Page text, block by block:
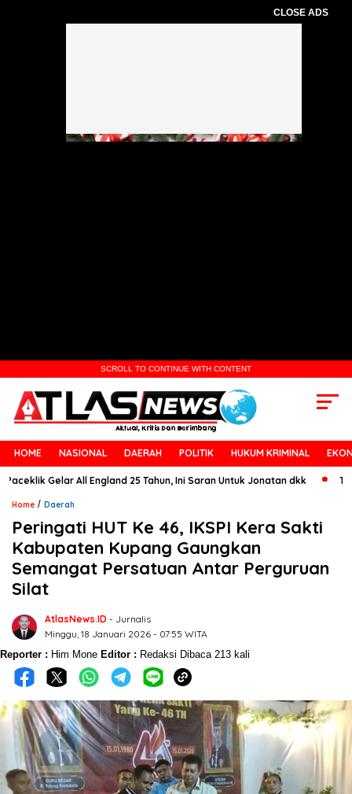
CLOSE ADS
SCROLL TO CONTINUE WITH CONTENT
HOME NASIONAL DAERAH POLITIK HUKUM KRIMINAL
Gelar All England 25 Tahun, Ini Saran Untuk Jonatan dkk Tunggal
Home / Daerah
Peringati HUT Ke 46, IKSPI Kera Sakti
Kabupaten Kupang Gaungkan
Semangat Persatuan Antar Perguruan
Silat
AtlasNews.ID - Jurnalis
Minggu, 18 Januari 2026 - 07:55 WITA
Reporter : Him Mone Editor : Redaksi Dibaca 213 kali